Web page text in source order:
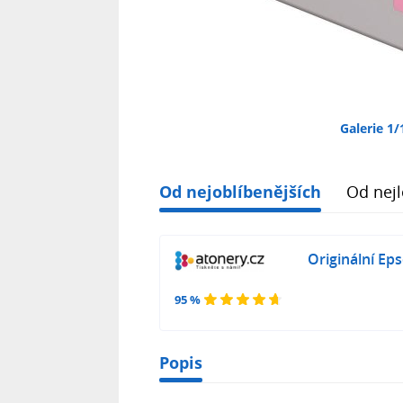
Galerie 1/
Od nejoblíbenějších Od
95 %
Originální
Popis